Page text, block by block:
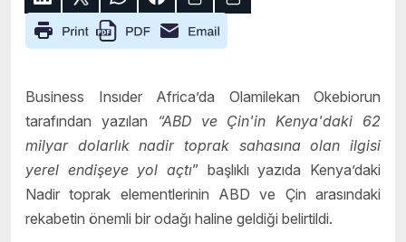
Business Insıder Africa’da Olamilekan Okebiorun
tarafından yazılan
“ABD ve Çin'in Kenya'daki 62
milyar dolarlık nadir toprak sahasına olan ilgisi
yerel endişeye yol açtı” başlıklı yazıda Kenya’daki
Nadir toprak elementlerinin ABD ve Çin arasındaki
rekabetin önemli bir odağı haline geldiği belirtildi.